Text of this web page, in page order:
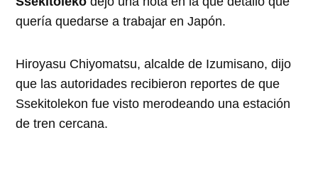
quería quedarse a trabajar en Japón.
Hiroyasu Chiyomatsu, alcalde de Izumisano, dijo
que las autoridades recibieron reportes de que
Ssekitolekon fue visto merodeando una estación
de tren cercana.